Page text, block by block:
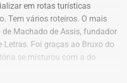
“Metrópoles”.
em rotas turísticas
Tem vários roteiros. O mais
Machado de Assis, fundador
Letras. Foi graças ao Bruxo do
se misturou com a do